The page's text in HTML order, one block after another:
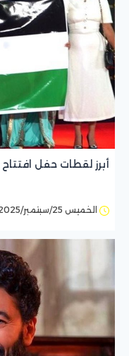
أبرز لقطات حفل
الخميس 25/سبتمبر/2025 - 02:58 م